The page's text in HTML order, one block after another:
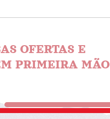
OFERTAS E
PRIMEIRA MÃO